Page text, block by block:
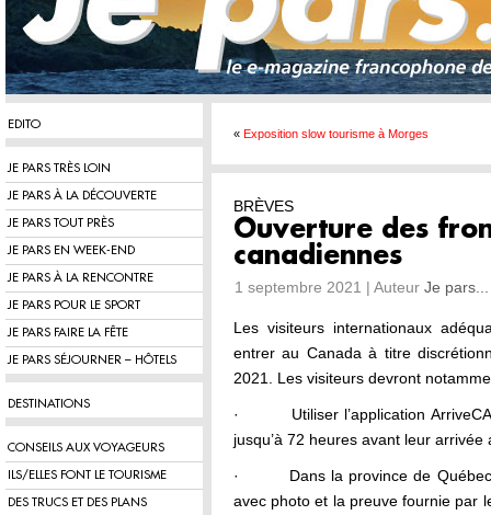
EDITO
JE PARS TRÈS LOIN
JE PARS À LA DÉCOUVERTE
JE PARS TOUT PRÈS
JE PARS EN WEEK-END
JE PARS À LA RENCONTRE
JE PARS POUR LE SPORT
JE PARS FAIRE LA FÊTE
JE PARS SÉJOURNER – HÔTELS
DESTINATIONS
CONSEILS AUX VOYAGEURS
ILS/ELLES FONT LE TOURISME
DES TRUCS ET DES PLANS
« Exposition slow tourisme à Morges
BRÈVES
Ouverture des
canadiennes
1 septembre 2021 | Auteur Je pars...
Les visiteurs internationaux
entrer au Canada à titre
2021. Les visiteurs devront
· Utiliser l’application
jusqu’à 72 heures avant leur arrivée
· Dans la province de Québec,
avec photo et la preuve fournie par